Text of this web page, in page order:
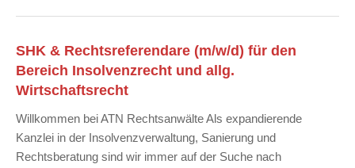
SHK & Rechtsreferendare (m/w/d) für den
Bereich Insolvenzrecht und allg.
Wirtschaftsrecht
Willkommen bei ATN Rechtsanwälte Als expandierende
Kanzlei in der Insolvenzverwaltung, Sanierung und
Rechtsberatung sind wir immer auf der Suche nach